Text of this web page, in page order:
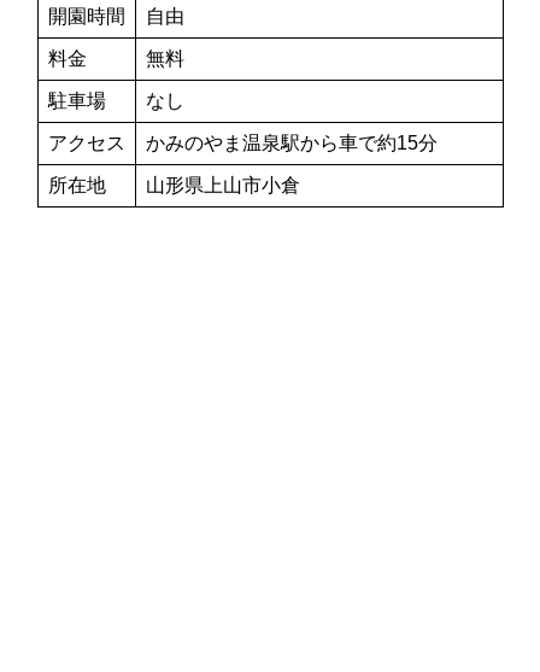
開園時間 自由
料金 無料
駐車場 なし
アクセス かみのやま温泉駅から車で約15分
所在地 山形県上山市小倉